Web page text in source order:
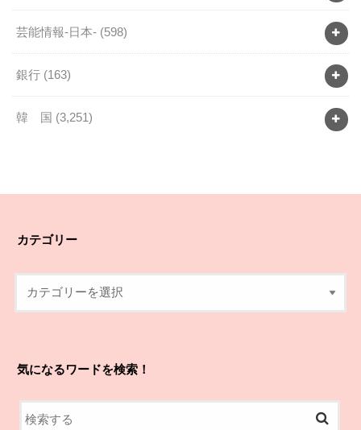
芸能情報-日本- (598)
銀行 (163)
韓 国 (3,251)
カテゴリー
気になるワードを検索！